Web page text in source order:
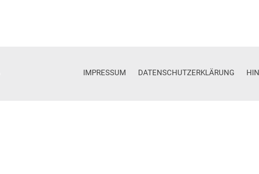
IMPRESSUM DATENSCHUTZERKLÄRUNG